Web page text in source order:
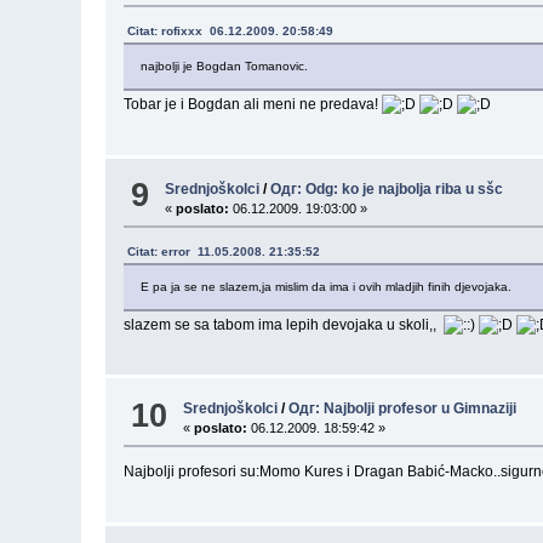
Citat: rofixxx 06.12.2009. 20:58:49
najbolji je Bogdan Tomanovic.
Tobar je i Bogdan ali meni ne predava!
9 Srednjoškolci /Одг: Odg: ko je najbolja riba u sšc
«poslato: 06.12.2009. 19:03:00 »
Citat: error 11.05.2008. 21:35:52
E pa ja se ne slazem,ja mislim da ima i ovih mladjih finih djevojaka.
slazem se sa tabom ima lepih devojaka u skoli,,
10 Srednjoškolci /Одг: Najbolji profesor u Gimnaziji
«poslato: 06.12.2009. 18:59:42 »
Najbolji profesori su:Momo Kures i Dragan Babić-